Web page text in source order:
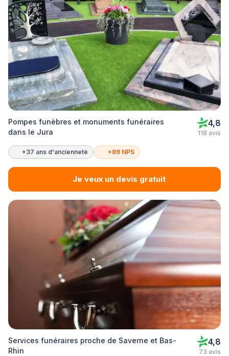
Pompes funèbres et monuments funéraires
dans le Jura
4,8
118 avis
+37 ans d'ancienneté +89 NPS
Je veux un devis gratuit
Services funéraires proche de Saverne et Bas-
Rhin
4,8
73 avis